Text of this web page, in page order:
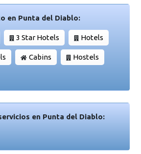
en Punta del Diablo:
3 Star Hotels Hotels
Cabins Hostels
en Punta del Diablo: